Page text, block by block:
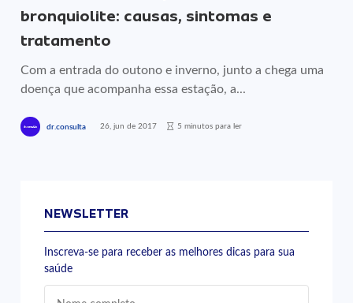
bronquiolite: causas, sintomas e
tratamento
Com a entrada do outono e inverno, junto a chega uma
doença que acompanha essa estação, a...
dr.consulta 26, jun de 2017 5 minutos para ler
NEWSLETTER
Inscreva-se para receber as melhores dicas para sua
saúde